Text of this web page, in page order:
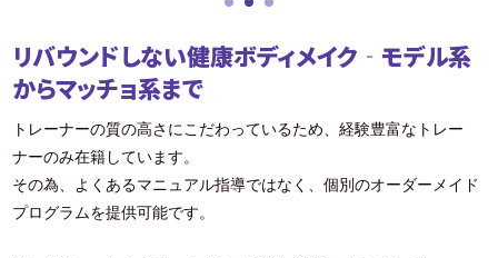
リバウンドしない健康ボディメイク‐モデル系
からマッチョ系まで
トレーナーの質の高さにこだわっているため、経験豊富なトレー
ナーのみ在籍しています。
その為、よくあるマニュアル指導ではなく、個別のオーダーメイド
プログラムを提供可能です。